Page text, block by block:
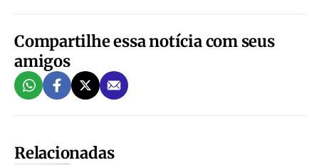
Compartilhe essa notícia com seus
amigos
Relacionadas